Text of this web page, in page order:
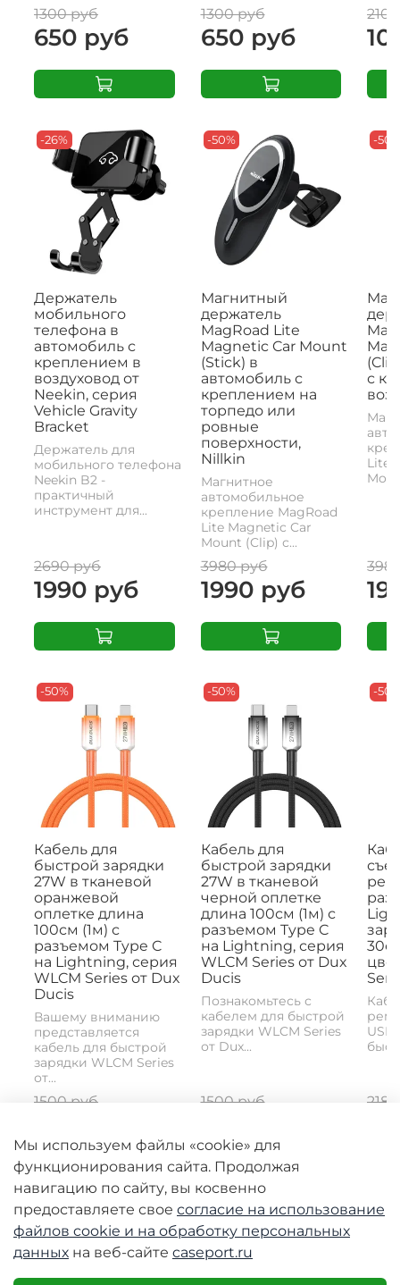
1300 руб
650 руб
1300 руб
650 руб
-26%
Держатель
мобильного
телефона в
автомобиль с
креплением в
воздуховод от
Neekin, серия
Vehicle Gravity
Bracket
Держатель для
мобильного телефона
Neekin B2 -
практичный
инструмент для...
2690 руб
1990 руб
-50%
Магнитный
держатель
MagRoad Lite
Magnetic Car Mount
(Stick) в
автомобиль с
креплением на
торпедо или
ровные
поверхности,
Nillkin
Магнитное
автомобильное
крепление MagRoad
Lite Magnetic Car
Mount (Clip) с...
3980 руб
1990 руб
-
с
Lite
-50%
Кабель для
быстрой зарядки
27W в тканевой
оранжевой
оплетке длина
100см (1м) с
разъемом Type C
на Lightning, серия
WLCM Series от Dux
Ducis
Вашему вниманию
представляется
кабель для быстрой
зарядки WLCM Series
от...
1500 руб
-50%
Кабель для
быстрой зарядки
27W в тканевой
черной оплетке
длина 100см (1м) с
разъемом Type C
на Lightning, серия
WLCM Series от Dux
Ducis
Познакомьтесь с
кабелем для быстрой
зарядки WLCM Series
от Dux...
1500 руб
-
Мы используем файлы «cookie» для
функционирования сайта. Продолжая
навигацию по сайту, вы косвенно
предоставляете свое согласие на использование
файлов cookie и на обработку персональных
данных на веб-сайте caseport.ru